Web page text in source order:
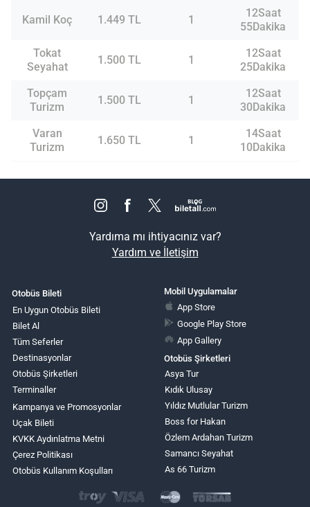
Kamil Koç 1.449 TL 1
12Saat
55Dakika
Tokat
Seyahat
1.500 TL 1
12Saat
25Dakika
Topçam
Turizm
1.500 TL 1
12Saat
30Dakika
Varan
Turizm
1.650 TL 1
14Saat
10Dakika
Yardıma mı ihtiyacınız var?
Yardım ve İletişim
Otobüs Bileti
En Uygun Otobüs Bileti
Bilet Al
Tüm Seferler
Destinasyonlar
Otobüs Şirketleri
Terminaller
Kampanya ve Promosyonlar
Uçak Bileti
KVKK Aydınlatma Metni
Çerez Politikası
Otobüs Kullanım Koşulları
Mobil Uygulamalar
App Store
Google Play Store
App Gallery
Otobüs Şirketleri
Asya Tur
Kıdık Ulusay
Yıldız Mutlular Turizm
Boss for Hakan
Özlem Ardahan Turizm
Samancı Seyahat
As 66 Turizm